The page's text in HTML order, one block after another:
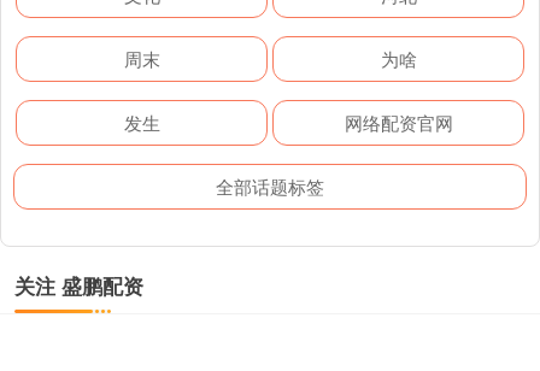
周末 为啥
发生 网络配资官网
全部话题标签
关注 盛鹏配资